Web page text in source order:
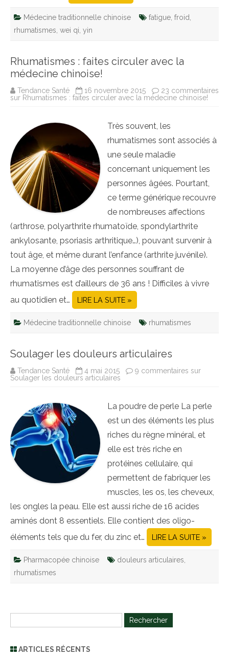
Médecine traditionnelle chinoise fatigue froid
rhumatismes wei qi yin
Rhumatismes : faites circuler avec la
médecine chinoise!
Tendance Santé 16 novembre 2015
23 commentaires
sur Rhumatismes : faites circuler avec la médecine chinoise!
Très souvent, les
rhumatismes sont associés à
une seule maladie
concernant uniquement les
personnes âgées. Pourtant,
ce terme générique recouvre
de nombreuses affections
(arthrose, polyarthrite rhumatoïde, spondylarthrite
ankylosante, psoriasis arthritique…), pouvant survenir à
tout âge, et même durant l’enfance (arthrite juvénile).
La moyenne d’âge des personnes souffrant de
rhumatismes est d’ailleurs de 36 ans ! Difficiles à vivre
au quotidien et…
LIRE LA SUITE »
Médecine traditionnelle chinoise rhumatismes
Soulager les douleurs articulaires
Tendance Santé 4 mai 2015 9 commentaires sur
Soulager les douleurs articulaires
La poudre de perle La perle
est un des éléments les plus
riches du règne minéral, et
elle est très riche en
protéines cellulaire, qui
permettent de fabriquer les
muscles, les os, les cheveux,
les ongles la peau. Elle est aussi riche de 16 acides
aminés dont 8 essentiels. Elle contient des oligo-
éléments tels que du fer, du zinc et…
LIRE LA SUITE »
Pharmacopée chinoise douleurs articulaires
rhumatismes
ARTICLES RÉCENTS